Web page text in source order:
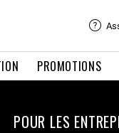
PROMOTIONS
POUR LES